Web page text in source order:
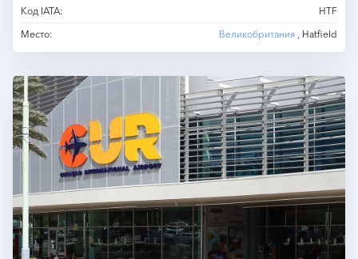
Код IATA:
HTF
Место:
Великобритания , Hatfield